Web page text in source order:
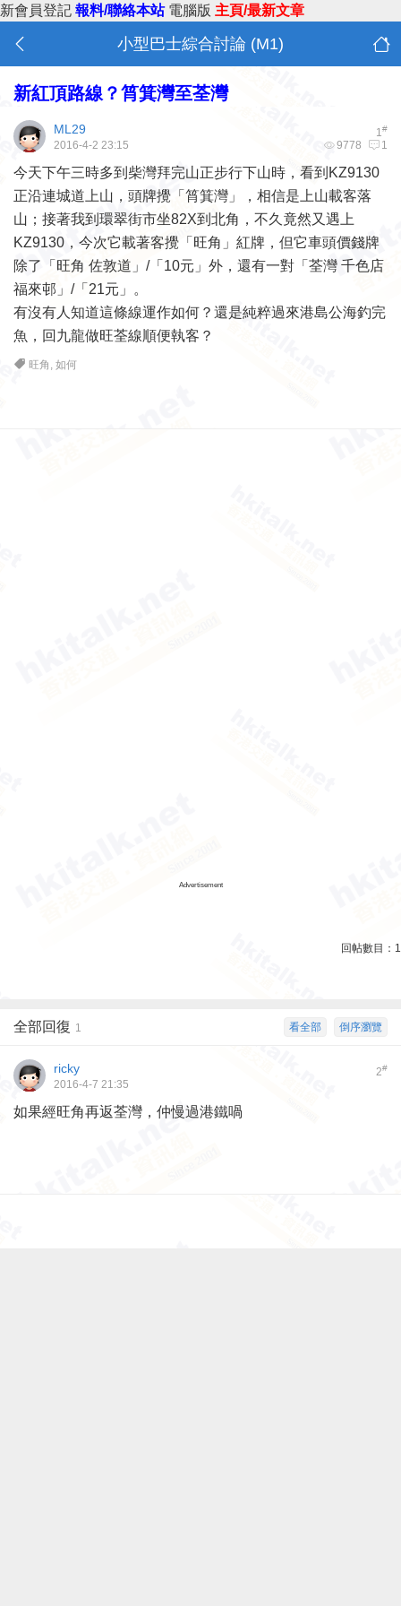
新會員登記 報料/聯絡本站 電腦版 主頁/最新文章
小型巴士綜合討論 (M1)
新紅頂路線？筲箕灣至荃灣
1#
ML29
9778 1
2016-4-2 23:15
今天下午三時多到柴灣拜完山正步行下山時，看到KZ9130
正沿連城道上山，頭牌攪「筲箕灣」，相信是上山載客落
山；接著我到環翠街市坐82X到北角，不久竟然又遇上
KZ9130，今次它載著客攪「旺角」紅牌，但它車頭價錢牌
除了「旺角 佐敦道」/「10元」外，還有一對「荃灣 千色店
福來邨」/「21元」。
有沒有人知道這條線運作如何？還是純粹過來港島公海釣完
魚，回九龍做旺荃線順便執客？
旺角 ,如何
Advertisement
回帖數目： 1
倒序瀏覽
看全部
全部回復 1
2#
ricky
2016-4-7 21:35
如果經旺角再返荃灣，仲慢過港鐵喎